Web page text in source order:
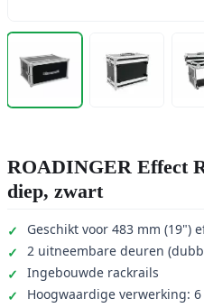
ROADINGER Effect
diep, zwart
Geschikt voor 483 mm (19")
2 uitneembare deuren
Ingebouwde rackrails
Hoogwaardige verwerking: